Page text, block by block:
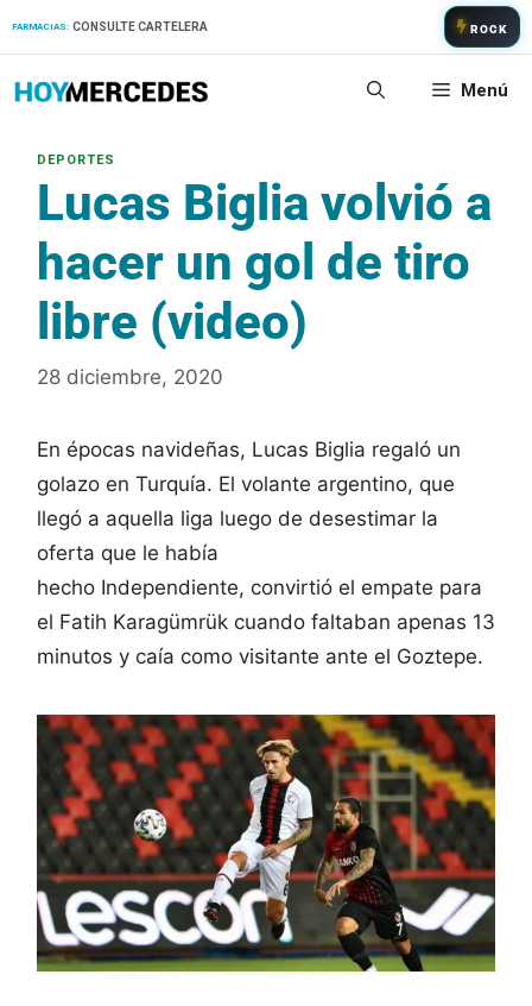
FARMACIAS: CONSULTE CARTELERA ROCK
Menú
Lucas Biglia volvió a
hacer un gol de tiro
libre (video)
28 diciembre, 2020
En épocas navideñas, Lucas Biglia regaló un
golazo en Turquía. El volante argentino, que
llegó a aquella liga luego de desestimar la
oferta que le había
hecho Independiente, convirtió el empate para
el Fatih Karagümrük cuando faltaban apenas 13
minutos y caía como visitante ante el Goztepe.